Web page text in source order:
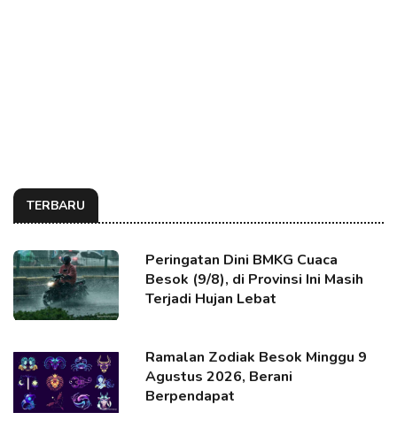
TERBARU
Peringatan Dini BMKG Cuaca
Besok (9/8), di Provinsi Ini Masih
Terjadi Hujan Lebat
Ramalan Zodiak Besok Minggu 9
Agustus 2026, Berani
Berpendapat